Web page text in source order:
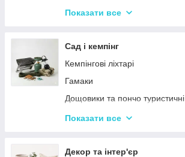
Косметичні дзеркала
Стайлери
Плойки
Машинки для стриження
Воскоплави
Лампи для манікюр
Електробритви
Показати все
Сад і кемпінг
Кемпінгові ліхтарі
Гамаки
Дощовики та пончо туристичні
Садове освітлення
Термосумки
Показати все
Декор та інтер'єр